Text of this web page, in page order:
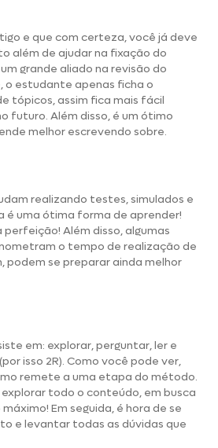
e que com certeza, você já deve
além de ajudar na fixação do
grande aliado na revisão do
o estudante apenas ficha o
tópicos, assim fica mais fácil
futuro. Além disso, é um ótimo
melhor escrevendo sobre.
realizando testes, simulados e
é uma ótima forma de aprender!
Além disso, algumas
o tempo de realização de
podem se preparar ainda melhor
em: explorar, perguntar, ler e
isso 2R). Como você pode ver,
remete a uma etapa do método.
todo o conteúdo, em busca
Em seguida, é hora de se
e levantar todas as dúvidas que